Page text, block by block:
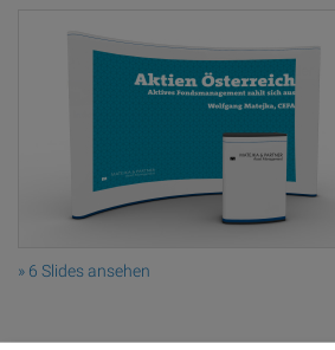
» 6 Slides ansehen